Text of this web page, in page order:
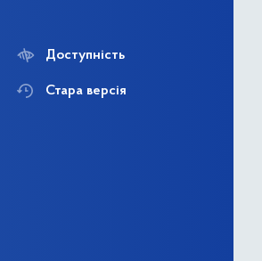
Доступність
Стара версія